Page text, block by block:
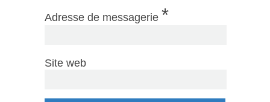
Adresse de messagerie *
Site web